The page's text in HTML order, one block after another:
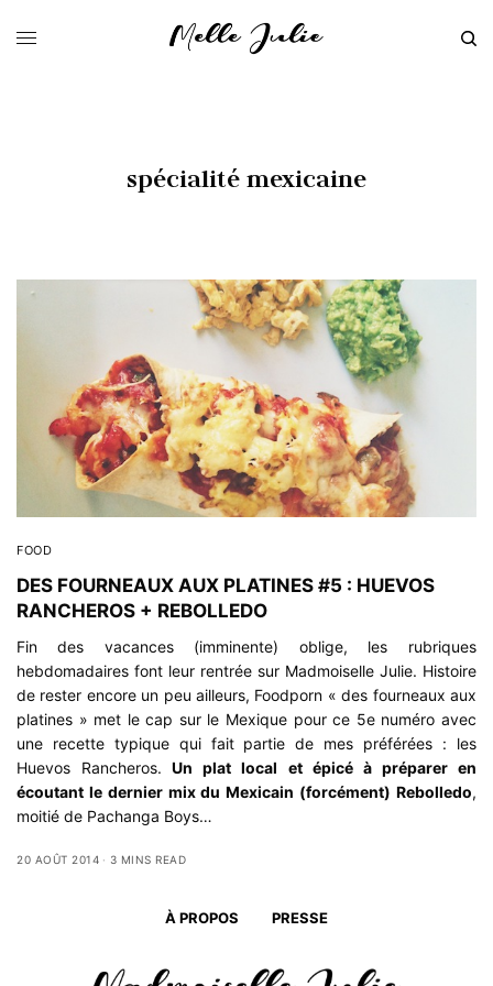
spécialité mexicaine
FOOD
DES FOURNEAUX AUX PLATINES #5 : HUEVOS
RANCHEROS + REBOLLEDO
Fin des vacances (imminente) oblige, les rubriques
hebdomadaires font leur rentrée sur Madmoiselle Julie. Histoire
de rester encore un peu ailleurs, Foodporn « des fourneaux aux
platines » met le cap sur le Mexique pour ce 5e numéro avec
une recette typique qui fait partie de mes préférées : les
Huevos Rancheros. Un plat local et épicé à préparer en
écoutant le dernier mix du Mexicain (forcément) Rebolledo,
moitié de Pachanga Boys…
20 AOÛT 2014 3 MINS READ
À PROPOS PRESSE